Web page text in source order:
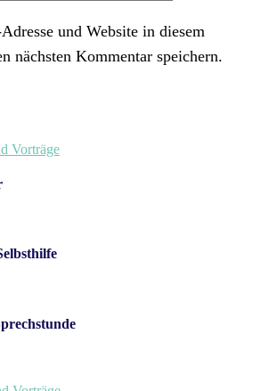
und Website in diesem
nächsten Kommentar speichern.